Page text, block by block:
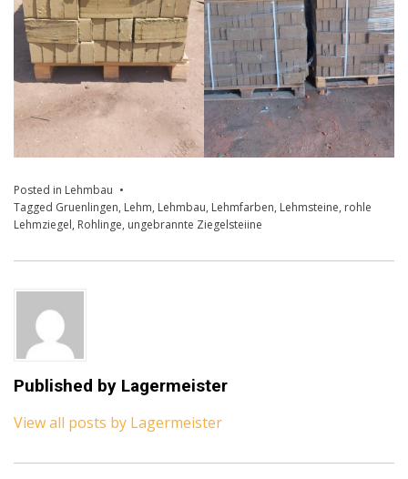
Posted in Lehmbau
Tagged Gruenlingen, Lehm, Lehmbau, Lehmfarben, Lehmsteine, rohle
Lehmziegel, Rohlinge, ungebrannte Ziegelsteiine
Published by Lagermeister
View all posts by Lagermeister